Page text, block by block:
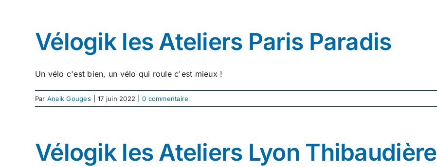
Vélogik les Ateliers Paris Paradis
Un vélo c'est bien, un vélo qui roule c'est mieux !
Par Anaik Gouges 17 juin 2022 0 commentaire
Vélogik les Ateliers Lyon Thibaudière